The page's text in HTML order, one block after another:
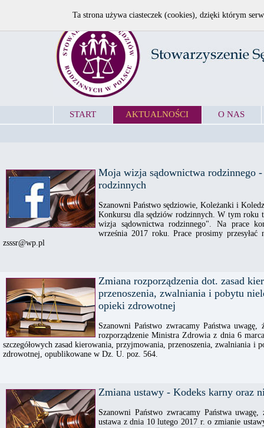
START AKTUALNOŚCI O NAS
Moja wizja sądownictwa rodzinnego
rodzinnych
Szanowni Państwo sędziowie, Koleżanki i
Konkursu dla sędziów rodzinnych. W tym roku
wizja sądownictwa rodzinnego". Na prace
września 2017 roku. Prace prosimy przesyłać
zsssr@wp.pl
Zmiana rozporządzenia dot. zasad
przenoszenia, zwalniania i pobytu
opieki zdrowotnej
Szanowni Państwo zwracamy Państwa
rozporządzenie Ministra Zdrowia z dnia 6
szczegółowych zasad kierowania, przyjmowania, przenoszenia, zwalniania i
zdrowotnej, opublikowane w Dz. U. poz. 564.
Zmiana ustawy - Kodeks karny oraz
Szanowni Państwo zwracamy Państwa
ustawa z dnia 10 lutego 2017 r. o zmianie
Ta strona używa ciasteczek (cookies), dzięki którym